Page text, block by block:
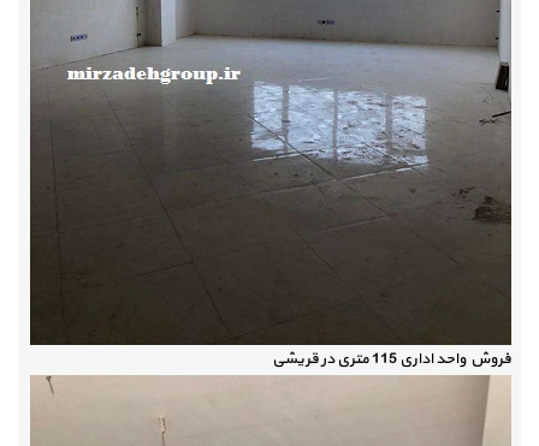
فروش واحد اداری 115 متری در قریشی